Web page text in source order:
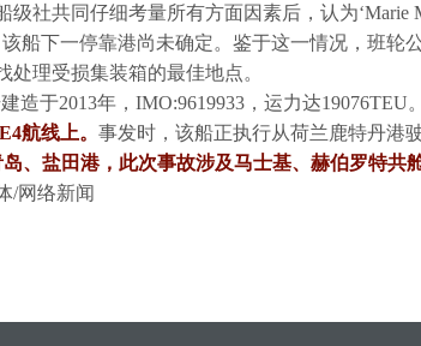
级社共同仔细考量所有方面因素后，认为‘Marie
船下一停靠港尚未确定。鉴于这一情况，班轮
处理受损集装箱的最佳地点。
造于2013年， IMO:9619933，运力达19076TEU。
航线上。 事发时，该船正执行从荷兰鹿特丹港
、盐田港，此次事故涉及马士基、赫伯罗特共舱
/网络新闻